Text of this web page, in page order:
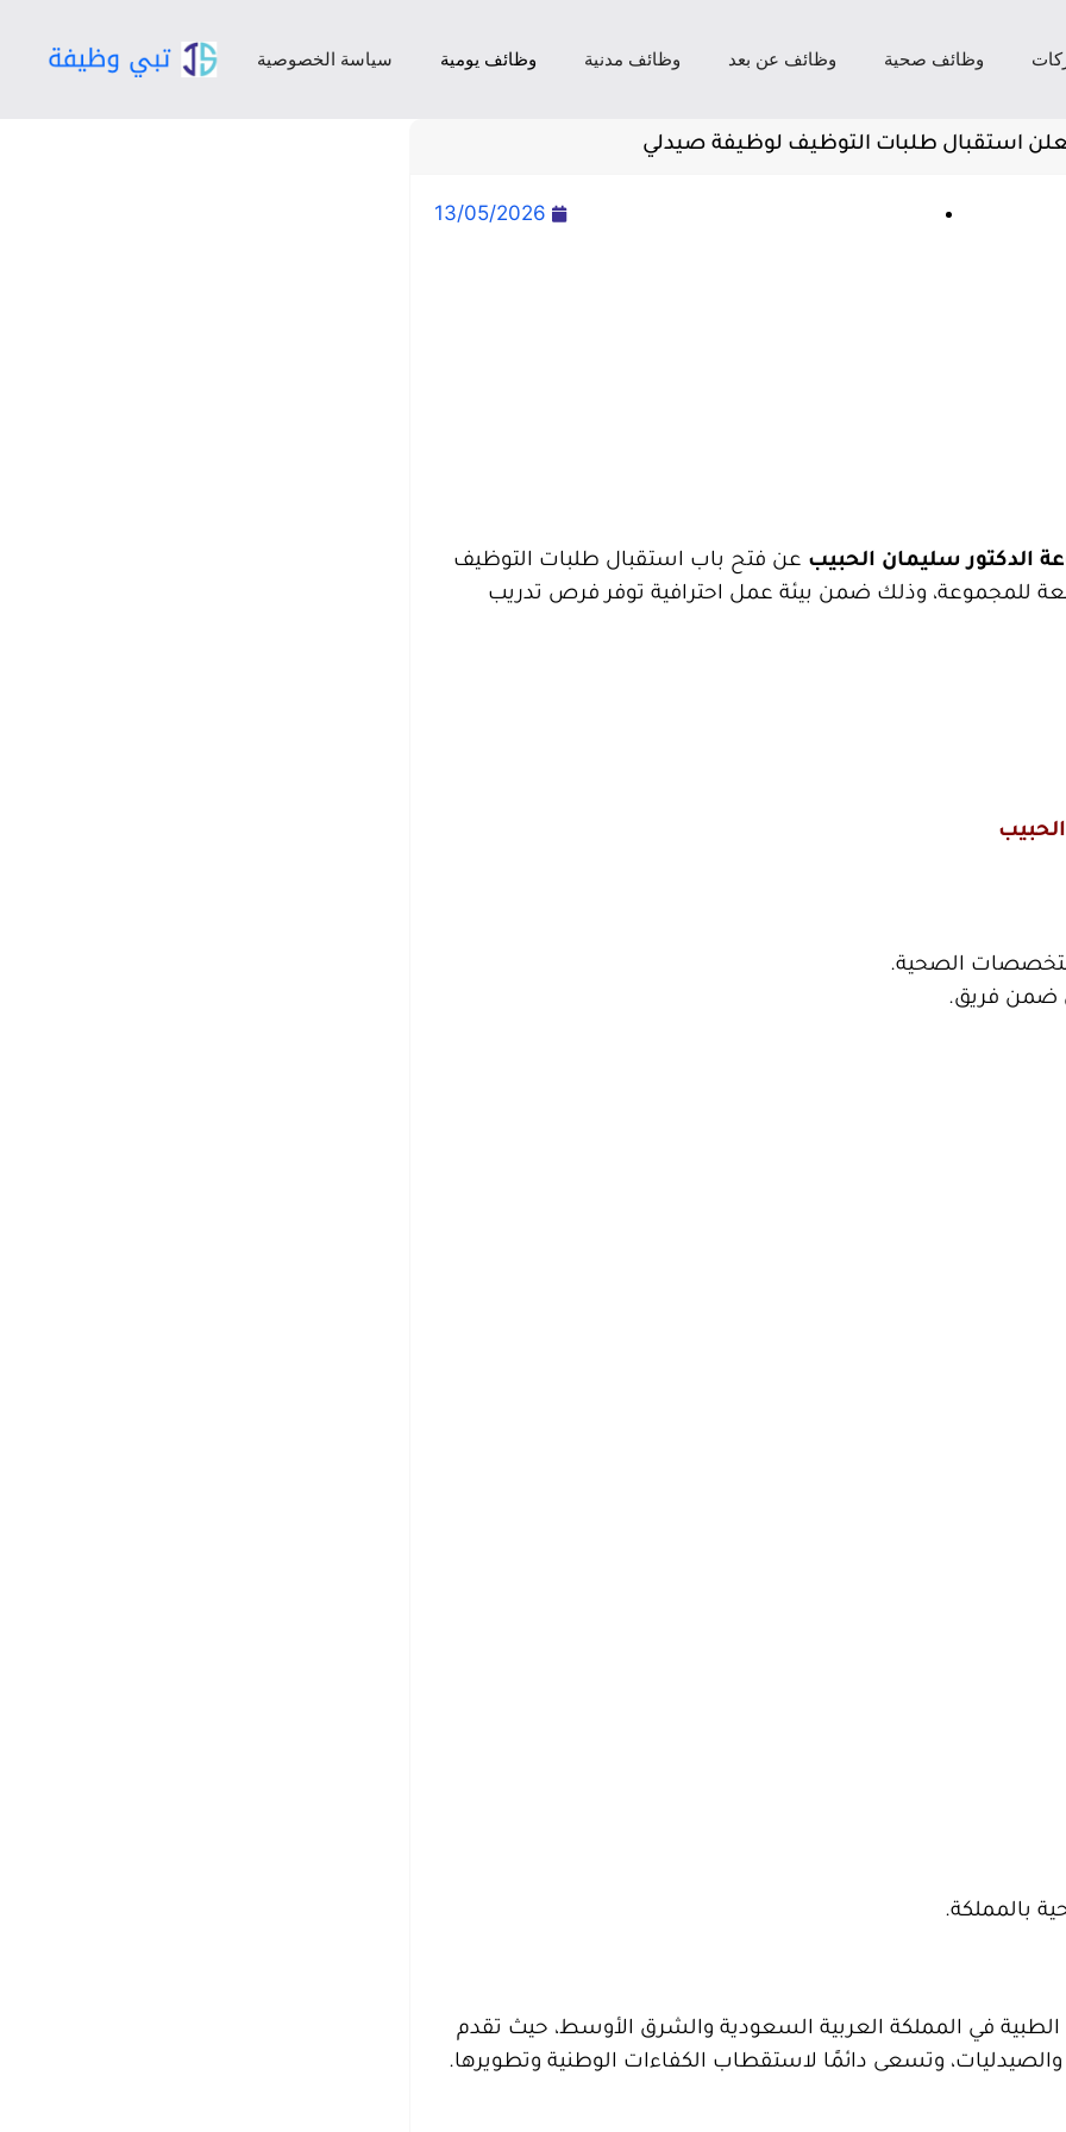
وظائف صحية وظائف عن بعد وظائف مدنية وظائف يومية سياسة الخصوصية
استقبال طلبات التوظيف لوظيفة صيدلي
13/05/2026
الدكتور سليمان الحبيب عن فتح باب استقبال طلبات التوظيف
للمجموعة، وذلك ضمن بيئة عمل احترافية توفر فرص تدريب
الصحية.
ضمن فريق.
بالمملكة.
في المملكة العربية السعودية والشرق الأوسط، حيث تقدم
وتسعى دائمًا لاستقطاب الكفاءات الوطنية وتطويرها.